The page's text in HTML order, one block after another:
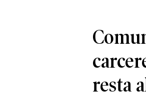
resta